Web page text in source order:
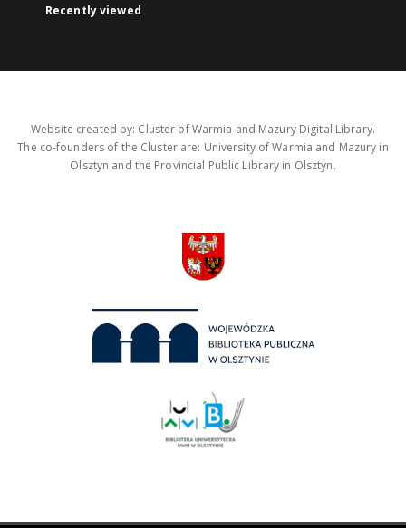
Recently viewed
Website created by: Cluster of Warmia and Mazury Digital Library.
The co-founders of the Cluster are: University of Warmia and Mazury in
Olsztyn and the Provincial Public Library in Olsztyn.